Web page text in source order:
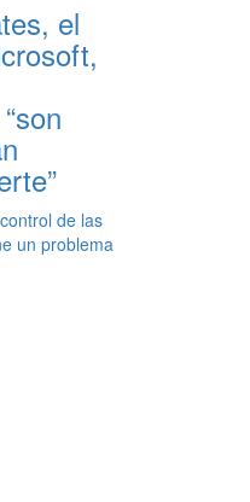
el
de las
un problema